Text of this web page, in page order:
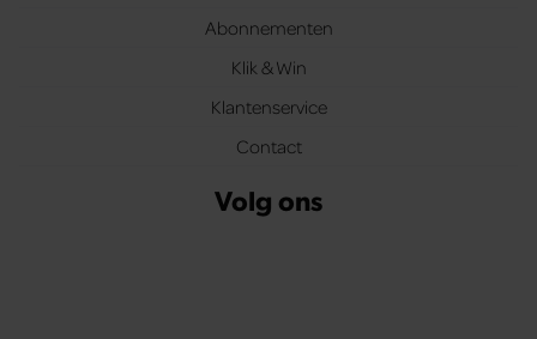
Abonnementen
Klik & Win
Klantenservice
Contact
Volg ons